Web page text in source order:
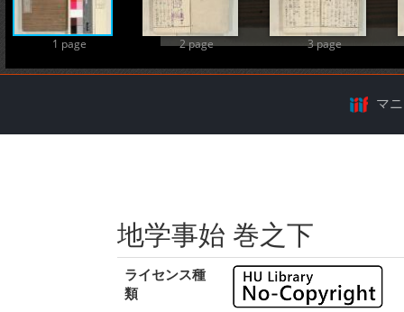
1 page 2 page 3 page
マ
地学事始 巻之下
ライセンス種
類